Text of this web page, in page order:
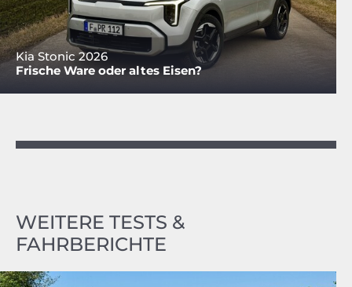
Kia Stonic 2026
Frische Ware oder altes Eisen?
WEITERE TESTS &
FAHRBERICHTE